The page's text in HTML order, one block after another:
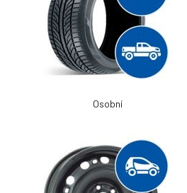
Osobní